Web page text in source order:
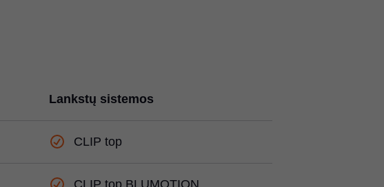
Lankstų sistemos
CLIP top